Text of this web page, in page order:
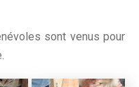
sont venus pour